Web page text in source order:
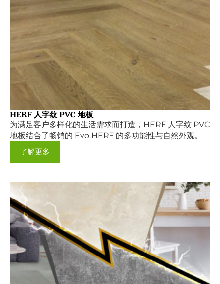
HERF 人字纹 PVC 地板
为满足客户多样化的生活需求而打造，HERF 人字纹 PVC
地板结合了畅销的 Evo HERF 的多功能性与自然外观。
了解更多